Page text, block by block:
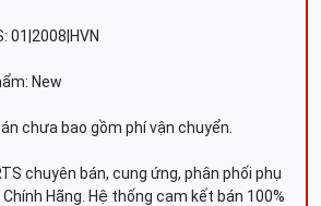
01|2008|HVN
New
chưa bao gồm phí vận chuyển.
chuyên bán, cung ứng, phân phối phụ
Hãng. Hệ thống cam kết bán 100%